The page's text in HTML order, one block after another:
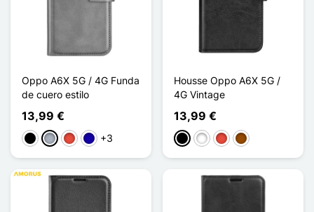
Oppo A6X 5G / 4G Funda
de cuero estilo
13,99 €
Negro
Gris RojoAzul oscuro
+3
Housse Oppo A6X 5G /
4G Vintage
13,99 €
NegroBlancoRojoMarrón